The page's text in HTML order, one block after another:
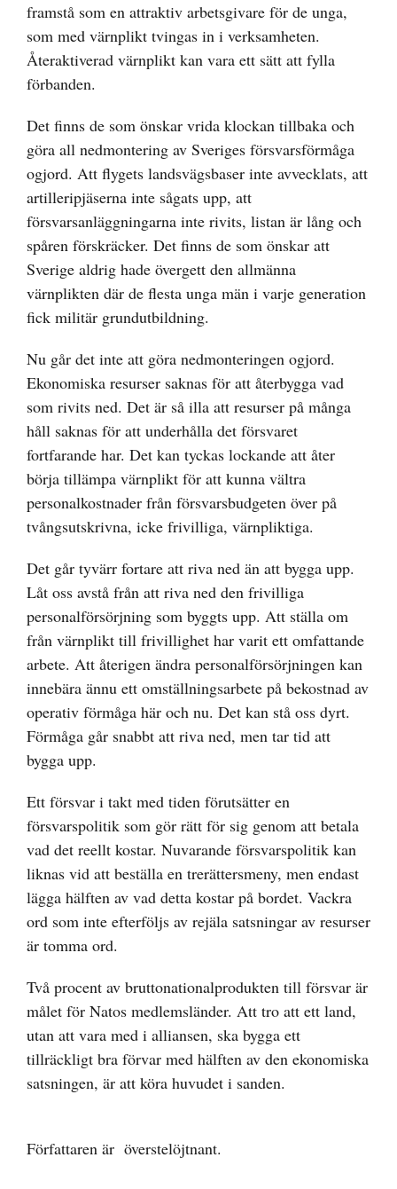
framstå som en attraktiv arbetsgivare för de unga,
som med värnplikt tvingas in i verksamheten.
Återaktiverad värnplikt kan vara ett sätt att fylla
förbanden.
Det finns de som önskar vrida klockan tillbaka och
göra all nedmontering av Sveriges försvarsförmåga
ogjord. Att flygets landsvägsbaser inte avvecklats, att
artilleripjäserna inte sågats upp, att
försvarsanläggningarna inte rivits, listan är lång och
spåren förskräcker. Det finns de som önskar att
Sverige aldrig hade övergett den allmänna
värnplikten där de flesta unga män i varje generation
fick militär grundutbildning.
Nu går det inte att göra nedmonteringen ogjord.
Ekonomiska resurser saknas för att återbygga vad
som rivits ned. Det är så illa att resurser på många
håll saknas för att underhålla det försvaret
fortfarande har. Det kan tyckas lockande att åter
börja tillämpa värnplikt för att kunna vältra
personalkostnader från försvarsbudgeten över på
tvångsutskrivna, icke frivilliga, värnpliktiga.
Det går tyvärr fortare att riva ned än att bygga upp.
Låt oss avstå från att riva ned den frivilliga
personalförsörjning som byggts upp. Att ställa om
från värnplikt till frivillighet har varit ett omfattande
arbete. Att återigen ändra personalförsörjningen kan
innebära ännu ett omställningsarbete på bekostnad av
operativ förmåga här och nu. Det kan stå oss dyrt.
Förmåga går snabbt att riva ned, men tar tid att
bygga upp.
Ett försvar i takt med tiden förutsätter en
försvarspolitik som gör rätt för sig genom att betala
vad det reellt kostar. Nuvarande försvarspolitik kan
liknas vid att beställa en trerättersmeny, men endast
lägga hälften av vad detta kostar på bordet. Vackra
ord som inte efterföljs av rejäla satsningar av resurser
är tomma ord.
Två procent av bruttonationalprodukten till försvar är
målet för Natos medlemsländer. Att tro att ett land,
utan att vara med i alliansen, ska bygga ett
tillräckligt bra förvar med hälften av den ekonomiska
satsningen, är att köra huvudet i sanden.
Författaren är överstelöjtnant.